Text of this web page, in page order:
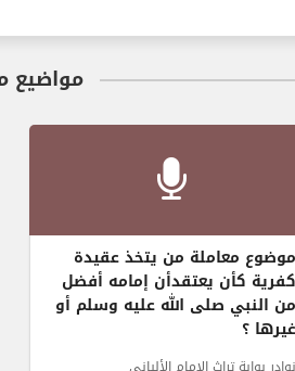
مواضيع
موضوع معاملة من يتخذ عقيدة
كفرية كأن يعتقدأن إمامه أفضل
من النبي صلى الله عليه وسلم أو
غيرها ؟